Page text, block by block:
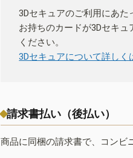
3Dセキュアのご利用にあ
お持ちのカードが3Dセキ
ください。
3Dセキュアについて詳しく
請求書払い（後払い）
商品に同梱の請求書で、コンビ